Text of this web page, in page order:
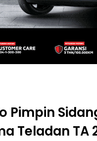
Pimpin
Teladan TA